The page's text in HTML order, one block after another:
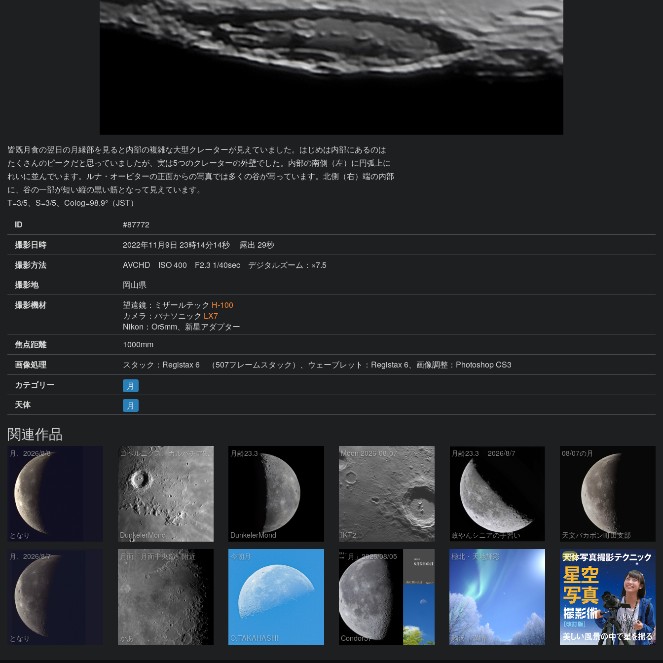
皆既月食の翌日の月縁部を見ると内部の複雑な大型クレーターが見えていました。はじめは内部にあるのは
たくさんのピークだと思っていましたが、実は5つのクレーターの外壁でした。内部の南側（左）に円弧上に
れいに並んでいます。ルナ・オービターの正面からの写真では多くの谷が写っています。北側（右）端の内部
に、谷の一部が短い縦の黒い筋となって見えています。
T=3/5、S=3/5、Colog=98.9°（JST）
ID
#87772
撮影日時
2022年11月9日 23時14分14秒
露出 29秒
撮影方法
AVCHD ISO 400 F2.3 1/40sec デジタルズーム：×7.5
撮影地
岡山県
撮影機材
望遠鏡：ミザールテック H-100
カメラ：パナソニック LX7
Nikon：Or5mm、新星アダプター
焦点距離
1000mm
画像処理
スタック：Registax 6　（507フレームスタック）、ウェーブレット：Registax 6、画像調整：Photoshop CS3
カテゴリー
月
天体
月
関連作品
月、2026/8/8
となり
コペルニクス、カルパチア山脈付近
DunkelerMond
月齢23.3
DunkelerMond
Moon 2026-08-07
IKT2
月齢23.3 2026/8/7
政やんシニアの手習い
08/07の月
天文バカボン町田支部
月、2026/8/7
となり
月面「月面中央部」附近
かあ
今朝月
O.TAKAHASHI
「月」2026/08/05
Condor57
極北・天地輝彩
駒沢 満晴
PR